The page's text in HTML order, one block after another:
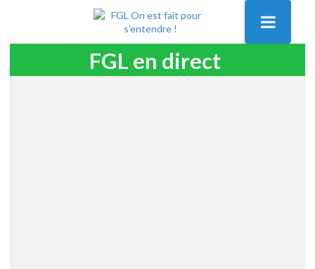
FGL en direct